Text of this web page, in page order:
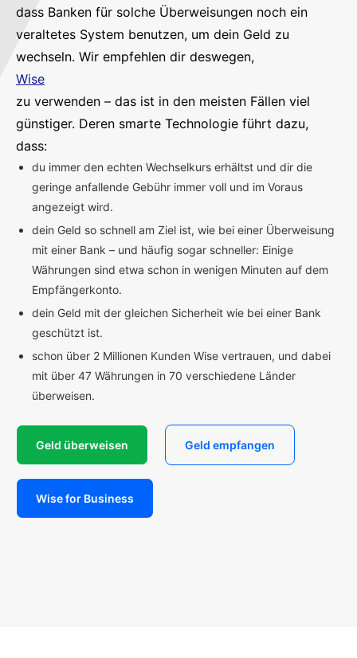
dass Banken für solche Überweisungen noch ein
veraltetes System benutzen, um dein Geld zu
wechseln. Wir empfehlen dir deswegen,
Wise
zu verwenden – das ist in den meisten Fällen viel
günstiger. Deren smarte Technologie führt dazu,
dass:
du immer den echten Wechselkurs erhältst und dir die
geringe anfallende Gebühr immer voll und im Voraus
angezeigt wird.
dein Geld so schnell am Ziel ist, wie bei einer Überweisung
mit einer Bank – und häufig sogar schneller: Einige
Währungen sind etwa schon in wenigen Minuten auf dem
Empfängerkonto.
dein Geld mit der gleichen Sicherheit wie bei einer Bank
geschützt ist.
schon über 2 Millionen Kunden Wise vertrauen, und dabei
mit über 47 Währungen in 70 verschiedene Länder
überweisen.
Geld überweisen Geld empfangen
Wise for Business